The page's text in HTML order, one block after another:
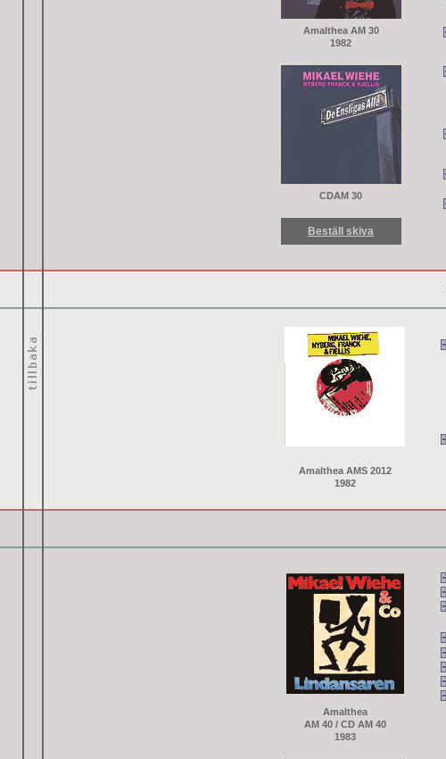
Amalthea AM 30
1982
CDAM 30
Beställ skiva
Amalthea AMS 2012
1982
Amalthea
AM 40 / CD AM 40
1983